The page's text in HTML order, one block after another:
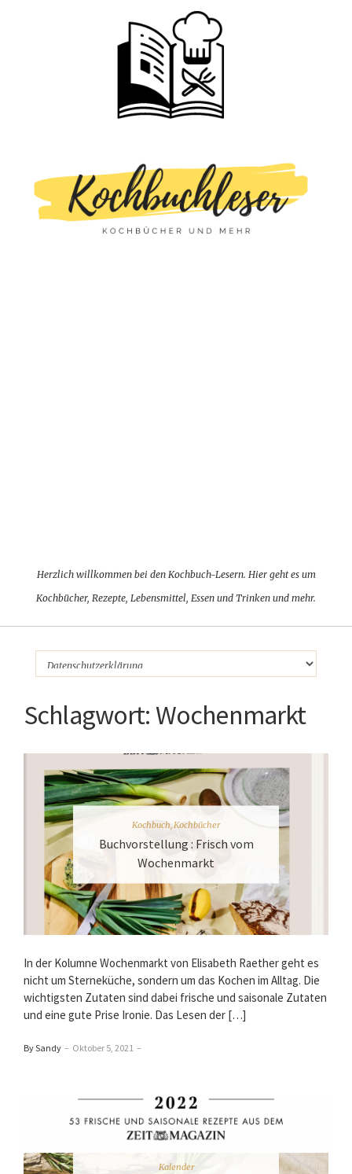
Herzlich willkommen bei den Kochbuch-Lesern. Hier geht es um
Kochbücher, Rezepte, Lebensmittel, Essen und Trinken und mehr.
Schlagwort:Wochenmarkt
Kochbuch Kochbücher
Buchvorstellung : Frisch vom
Wochenmarkt
In der Kolumne Wochenmarkt von Elisabeth Raether geht es
nicht um Sterneküche, sondern um das Kochen im Alltag. Die
wichtigsten Zutaten sind dabei frische und saisonale Zutaten
und eine gute Prise Ironie. Das Lesen der […]
By Sandy – Oktober 5, 2021 –
Kalender